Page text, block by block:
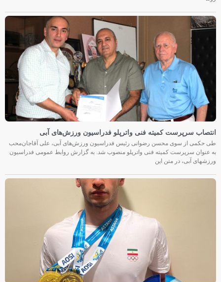
انتصاب سرپرست کمیته فنی واترپلو فدراسیون ورزش‌های آبی
طی حکمی از سوی محسن رضوانی رئیس فدراسیون ورزش‌های آبی، علی آقاجان‌محب
به عنوان سرپرست کمیته فنی واترپلو منصوب شد. به گزارش روابط عمومی فدراسیون
ورزشهای آبی، در متن این